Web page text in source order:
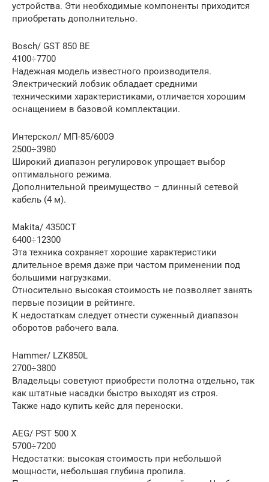
устройства. Эти необходимые компоненты приходится
приобретать дополнительно.
Bosch/ GST 850 BE
4100÷7700
Надежная модель известного производителя.
Электрический лобзик обладает средними
техническими характеристиками, отличается хорошим
оснащением в базовой комплектации.
Интерскол/ МП-85/600Э
2500÷3980
Широкий диапазон регулировок упрощает выбор
оптимального режима.
Дополнительной преимущество – длинный сетевой
кабель (4 м).
Makita/ 4350CT
6400÷12300
Эта техника сохраняет хорошие характеристики
длительное время даже при частом применении под
большими нагрузками.
Относительно высокая стоимость не позволяет занять
первые позиции в рейтинге.
К недостаткам следует отнести суженный диапазон
оборотов рабочего вала.
Hammer/ LZK850L
2700÷3800
Владельцы советуют приобрести полотна отдельно, так
как штатные насадки быстро выходят из строя.
Также надо купить кейс для переноски.
AEG/ PST 500 X
5700÷7200
Недостатки: высокая стоимость при небольшой
мощности, небольшая глубина пропила.